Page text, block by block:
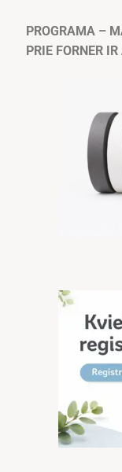
PROGRAMA –
PRIE